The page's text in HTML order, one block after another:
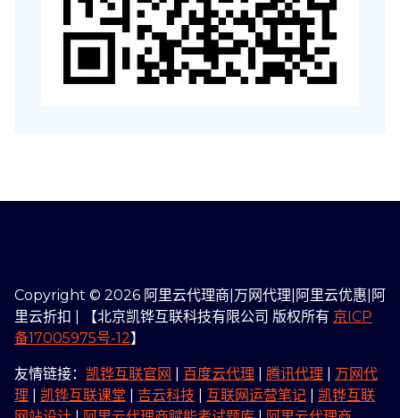
Copyright © 2026 阿里云代理商|万网代理|阿里云优惠|阿
里云折扣 | 【北京凯铧互联科技有限公司 版权所有 京ICP
备17005975号-12】
友情链接： 凯铧互联官网 百度云代理 腾讯代理
万网代
理
凯铧互联课堂 吉云科技 互联网运营笔记
凯铧互联